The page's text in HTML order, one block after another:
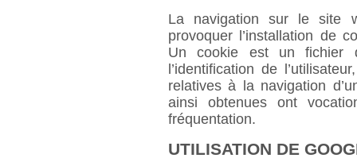
La navigation sur le site
provoquer l’installation de
Un cookie est un fichier
l’identification de
relatives à la navigation
ainsi obtenues ont
fréquentation.
UTILISATION DE